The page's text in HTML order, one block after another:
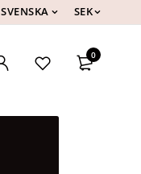
SVENSKA SEK
0